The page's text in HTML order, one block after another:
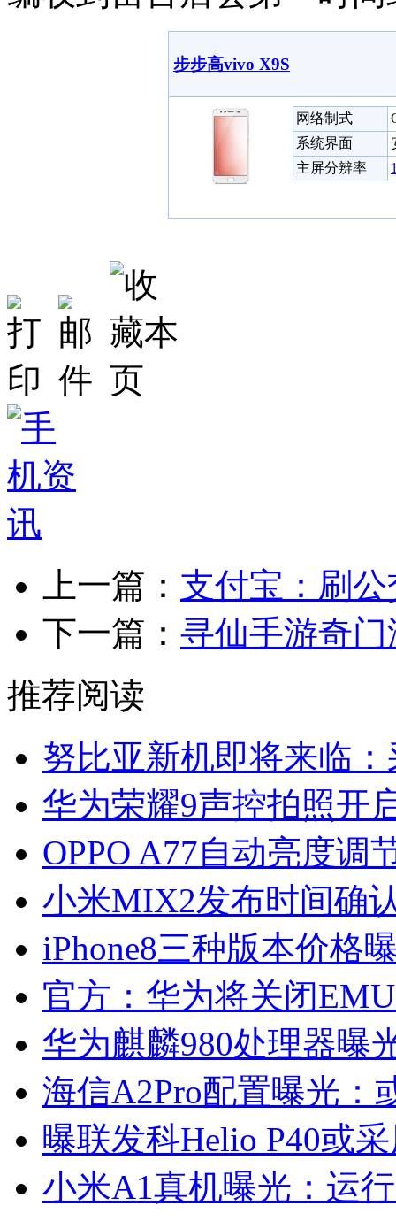
步步高vivo X9S
网络制式
系统界面
主屏分辨率
上一篇： 支付宝：刷
下一篇： 寻仙手游奇
推荐阅读
努比亚新机即将来临
华为荣耀9声控拍照开
OPPO A77自动亮度调
小米MIX2发布时间确
iPhone8三种版本价格
官方：华为将关闭
华为麒麟980处理器曝
海信A2Pro配置曝光：
曝联发科Helio P40或
小米A1真机曝光：运